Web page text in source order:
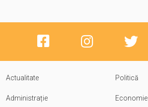
Actualitate Politică
Administrație Economie